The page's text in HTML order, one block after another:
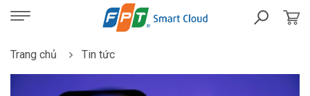
Trang chủ Tin tức